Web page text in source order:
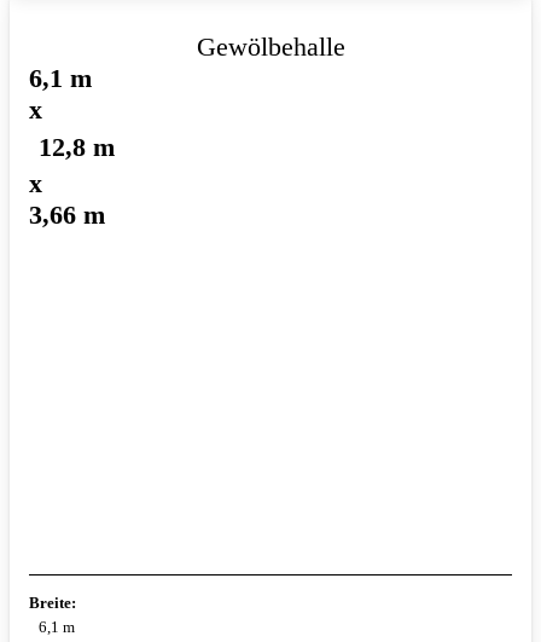
Gewölbehalle
6,1 m
x
12,8 m
x
3,66 m
Breite:
6,1 m